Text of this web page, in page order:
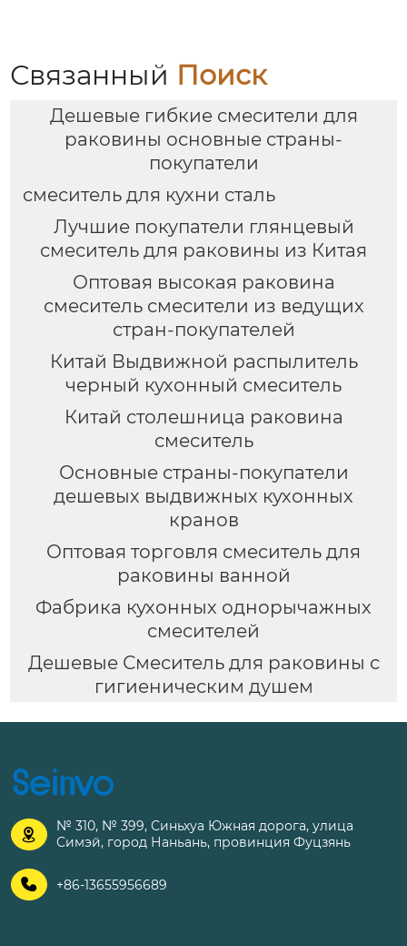
Связанный Поиск
Дешевые гибкие смесители для
раковины основные страны-
покупатели
смеситель для кухни сталь
Лучшие покупатели глянцевый
смеситель для раковины из Китая
Оптовая высокая раковина
смеситель смесители из ведущих
стран-покупателей
Китай Выдвижной распылитель
черный кухонный смеситель
Китай столешница раковина
смеситель
Основные страны-покупатели
дешевых выдвижных кухонных
кранов
Оптовая торговля смеситель для
раковины ванной
Фабрика кухонных однорычажных
смесителей
Дешевые Смеситель для раковины с
гигиеническим душем

№ 310, № 399, Синьхуа Южная дорога, улица
Симэй, город Наньань, провинция Фуцзянь
 +86-13655956689